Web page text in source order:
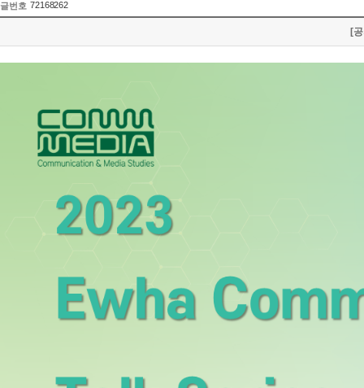
글번호 72168262
[